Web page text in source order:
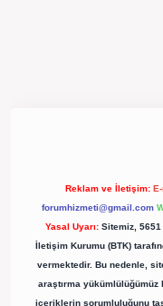
Reklam ve İletişim:
forumhizmeti@gmail.com
Yasal Uyarı: Sitemiz,
İletişim Kurumu (BTK)
vermektedir. Bu nedenle,
araştırma yükümlülüğümüz
içeriklerin sorumluluğunu